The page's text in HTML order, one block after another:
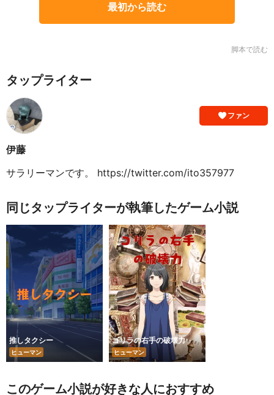
最初から読む
脚本で読む
タップライター
ファン
伊藤
サラリーマンです。 https://twitter.com/ito357977
同じタップライターが執筆したゲーム小説
推しタクシー
ヒューマン
ゴリラの右手の破壊力
ヒューマン
このゲーム小説が好きな人におすすめ